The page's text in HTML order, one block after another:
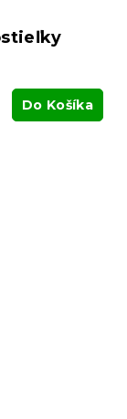
Do Košíka